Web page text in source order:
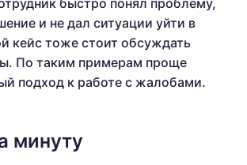
быстро понял проблему,
и не дал ситуации уйти в
кейс тоже стоит обсуждать
По таким примерам проще
подход к работе с жалобами.
минуту